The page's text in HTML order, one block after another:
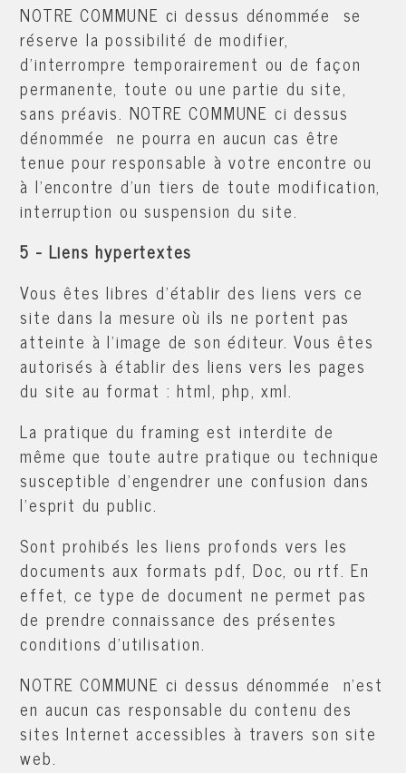
NOTRE COMMUNE ci dessus dénommée se
réserve la possibilité de modifier,
d'interrompre temporairement ou de façon
permanente, toute ou une partie du site,
sans préavis. NOTRE COMMUNE ci dessus
dénommée ne pourra en aucun cas être
tenue pour responsable à votre encontre ou
à l'encontre d'un tiers de toute modification,
interruption ou suspension du site.
5 - Liens hypertextes
Vous êtes libres d'établir des liens vers ce
site dans la mesure où ils ne portent pas
atteinte à l'image de son éditeur. Vous êtes
autorisés à établir des liens vers les pages
du site au format : html, php, xml.
La pratique du framing est interdite de
même que toute autre pratique ou technique
susceptible d'engendrer une confusion dans
l'esprit du public.
Sont prohibés les liens profonds vers les
documents aux formats pdf, Doc, ou rtf. En
effet, ce type de document ne permet pas
de prendre connaissance des présentes
conditions d'utilisation.
NOTRE COMMUNE ci dessus dénommée n'est
en aucun cas responsable du contenu des
sites Internet accessibles à travers son site
web.